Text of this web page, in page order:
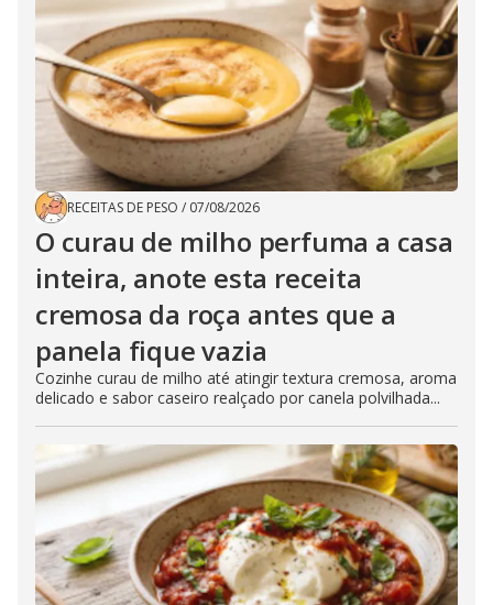
RECEITAS DE PESO / 07/08/2026
O curau de milho perfuma a casa
inteira, anote esta receita
cremosa da roça antes que a
panela fique vazia
Cozinhe curau de milho até atingir textura cremosa, aroma
delicado e sabor caseiro realçado por canela polvilhada...